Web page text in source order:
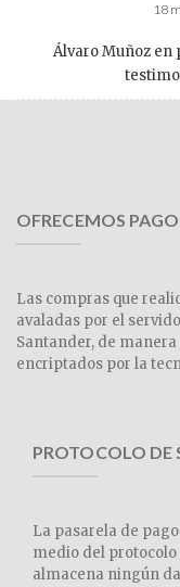
18
Álvaro Muñoz en
OFRECEMOS
Las compras que
avaladas por el
Santander, de
encriptados por la
PROTOCOLO DE
La pasarela de
medio del protocolo
almacena ningún